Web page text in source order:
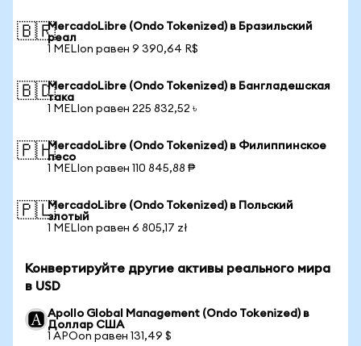
🇧🇷MercadoLibre (Ondo Tokenized) в Бразильский
реал
1 MELIon равен 9 390,64 R$
🇧🇩MercadoLibre (Ondo Tokenized) в Бангладешская
така
1 MELIon равен 225 832,52 ৳
🇵🇭MercadoLibre (Ondo Tokenized) в Филиппинское
песо
1 MELIon равен 110 845,88 ₱
🇵🇱MercadoLibre (Ondo Tokenized) в Польский
злотый
1 MELIon равен 6 805,17 zł
Конвертируйте другие активы реального мира
в USD
Apollo Global Management (Ondo Tokenized) в
Доллар США
1 APOon равен 131,49 $